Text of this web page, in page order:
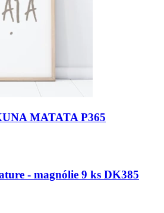
MATATA P365
- magnólie 9 ks DK385